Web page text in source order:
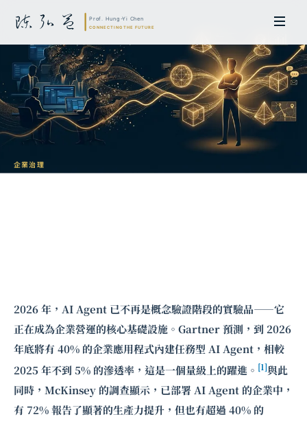
企業治理
2026 年，AI Agent 已不再是概念驗證階段的實驗品——它
正在成為企業營運的核心基礎設施。Gartner 預測，到 2026
年底將有 40% 的企業應用程式內建任務型 AI Agent，相較
2025 年不到 5% 的滲透率，這是一個量級上的躍進。 [1]與此
同時，McKinsey 的調查顯示，已部署 AI Agent 的企業中，
有 72% 報告了顯著的生產力提升，但也有超過 40% 的